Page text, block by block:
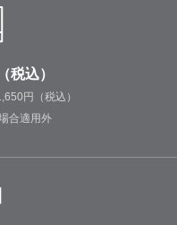
税込）
円（税込）
合適用外